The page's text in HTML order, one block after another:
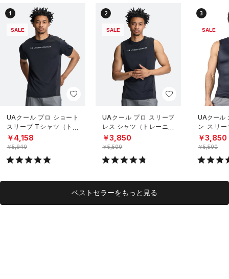
1
SALE
UAクール プロ ショート
スリーブ Tシャツ（トレ
ーニング/MEN）
￥4,158
￥5,940
2
SALE
UAクール プロ スリーブ
レス シャツ（トレーニン
グ/MEN）
￥3,850
￥5,500
3
SALE
UAクール
ン スリ
（トレー
￥3,850
￥5,500
ベストセラーをもっと見る